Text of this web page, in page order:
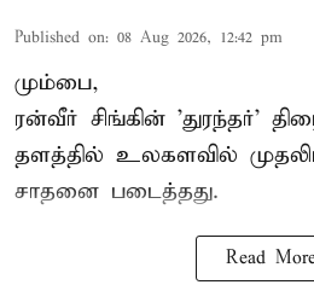
Published on: 08 Aug 2026, 12:42 pm
மும்பை,
ரன்வீர் சிங்கின் 'துரந்தர்'
தளத்தில் உலகளவில்
சாதனை படைத்தது.
Read